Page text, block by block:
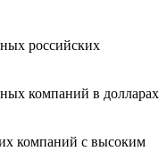
российских
компаний в долларах
компаний с высоким